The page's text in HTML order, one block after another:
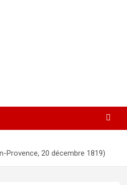
Provence, 20 décembre 1819)